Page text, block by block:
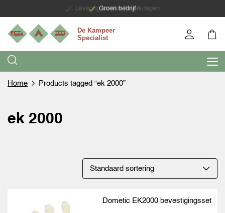
Groen bedrijf
Levering binnen 7 werkdagen
Home Products tagged “ek 2000”
ek 2000
Dometic EK2000 bevestigingsset